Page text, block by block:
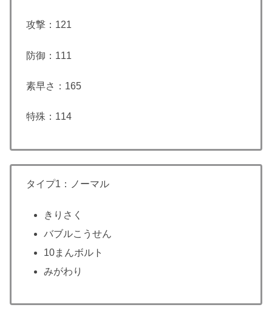
攻撃：121
防御：111
素早さ：165
特殊：114
タイプ1：ノーマル
きりさく
バブルこうせん
10まんボルト
みがわり